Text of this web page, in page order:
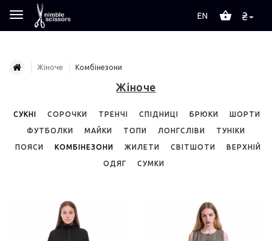
₴
EN
Жіноче Комбінезони
Жіноче
СУКНІ СОРОЧКИ ТРЕНЧІ СПІДНИЦІ БРЮКИ ШОРТИ
ФУТБОЛКИ МАЙКИ ТОПИ ЛОНГСЛІВИ ТУНІКИ
ПОЯСИ КОМБІНЕЗОНИ ЖИЛЕТИ СВІТШОТИ ВЕРХНІЙ
ОДЯГ СУМКИ